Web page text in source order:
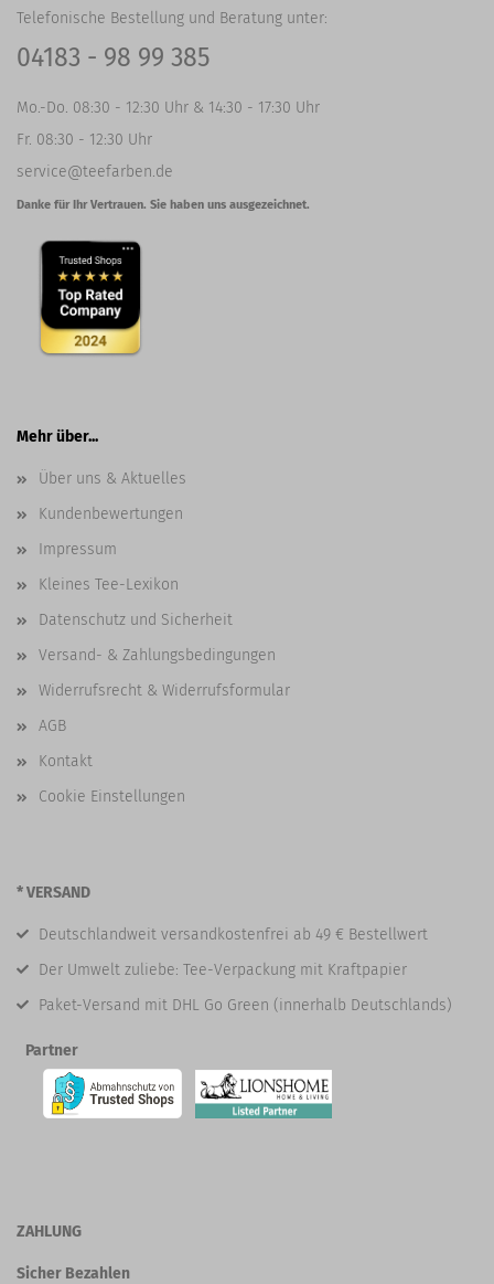
Telefonische Bestellung und Beratung unter:
04183 - 98 99 385
Mo.-Do. 08:30 - 12:30 Uhr & 14:30 - 17:30 Uhr
Fr. 08:30 - 12:30 Uhr
service@teefarben.de
Danke für Ihr Vertrauen. Sie haben uns ausgezeichnet.
Mehr über...
Über uns & Aktuelles
Kundenbewertungen
Impressum
Kleines Tee-Lexikon
Datenschutz und Sicherheit
Versand- & Zahlungsbedingungen
Widerrufsrecht & Widerrufsformular
AGB
Kontakt
Cookie Einstellungen
* VERSAND
Deutschlandweit versandkostenfrei ab 49 € Bestellwert
Der Umwelt zuliebe: Tee-Verpackung mit Kraftpapier
Paket-Versand mit DHL Go Green (innerhalb Deutschlands)
Partner
ZAHLUNG
Sicher Bezahlen